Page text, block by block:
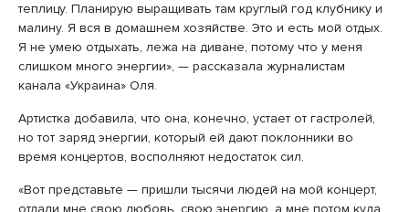
теплицу. Планирую выращивать там круглый год клубнику и
малину. Я вся в домашнем хозяйстве. Это и есть мой отдых.
Я не умею отдыхать, лежа на диване, потому что у меня
слишком много энергии», — рассказала журналистам
канала «Украина» Оля.
Артистка добавила, что она, конечно, устает от гастролей,
но тот заряд энергии, который ей дают поклонники во
время концертов, восполняют недостаток сил.
«Вот представьте — пришли тысячи людей на мой концерт,
отдали мне свою любовь, свою энергию, а мне потом куда